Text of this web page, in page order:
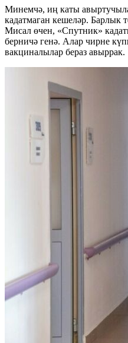
Минемчә, иң каты
кадатмаган кешеләр. Барлык
Мисал өчен, «Спутник»
берничә генә. Алар чирне
вакциналылар бераз авыррак.